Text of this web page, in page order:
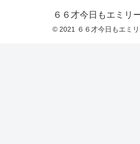
６６才今日もエミリ
© 2021 ６６才今日もエミリ